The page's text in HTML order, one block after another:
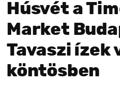
Húsvét a
Market
Tavaszi ízek
köntösben